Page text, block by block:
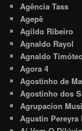
Agência Tass
Agepê
Agildo Ribeiro
Agnaldo Rayol
Agnaldo
Agora 4
Agostinho de
Agostinho dos
Agrupacion
Agustin Pereyra